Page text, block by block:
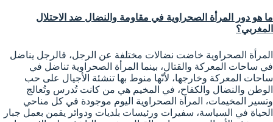
ما هو دور المرأة الصحراوية في مقاومة والنضال ضد الاحتلال
المغربي؟
المرأة الصحراوية خاضت نضالات مختلفة عن الرجل، فالرجل يناضل
في ساحات المعركة والقتال، بينما المرأة الصحراوية تناضل في
ساحات المعركة وخارجها، لأنّها منوط بها تنشئة الأجيال على حب
الوطن والنضال والكفاح، في المخيم هي من كانت تُدرس وتُعالج
وتسير المخيمات، المرأة الصحراوية اليوم موجودة في كل مناحي
الحياة في السياسة، سفيرات ورئيسات بلديات ودوائر يقمن بعمل جبار